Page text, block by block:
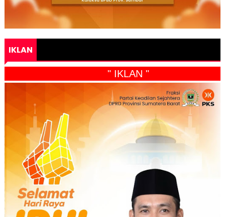
IKLAN
" IKLAN "